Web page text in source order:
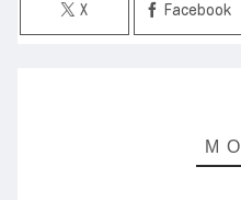
X Facebook